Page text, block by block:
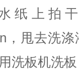
纸上拍
，甩去洗
洗板机洗